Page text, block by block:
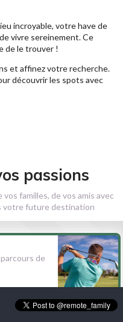
incroyable, votre have de
vivre sereinement. Ce
de le trouver !
et affinez votre recherche.
découvrir les spots avec
passions
familles, de vos amis avec
votre future destination
de